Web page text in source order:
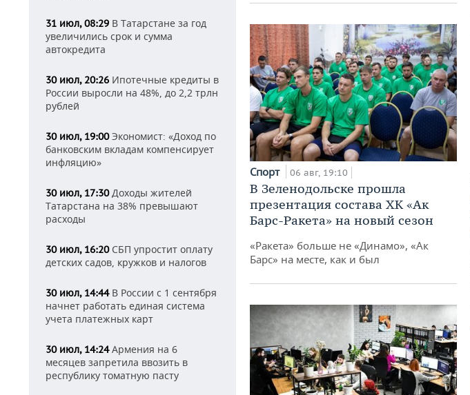
31 июл, 08:29 В Татарстане за год
увеличились срок и сумма
автокредита
30 июл, 20:26 Ипотечные кредиты в
России выросли на 48%, до 2,2 трлн
рублей
30 июл, 19:00Экономист: «Доход по
банковским вкладам компенсирует
инфляцию»
30 июл, 17:30Доходы жителей
Татарстана на 38% превышают
расходы
30 июл, 16:20СБП упростит оплату
детских садов, кружков и налогов
30 июл, 14:44В России с 1 сентября
начнет работать единая система
учета платежных карт
30 июл, 14:24Армения на 6
месяцев запретила ввозить в
республику томатную пасту
Спорт 06 авг, 19:10
В Зеленодольске прошла
презентация состава ХК «Ак
Барс-Ракета» на новый сезон
«Ракета» больше не «Динамо», «Ак
Барс» на месте, как и был